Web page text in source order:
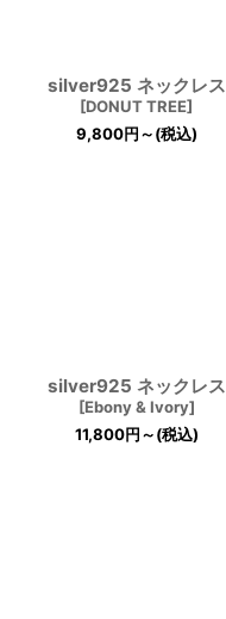
silver925 ネックレス
[DONUT TREE]
9,800円～(税込)
silver925 ネックレス
[Ebony & Ivory]
11,800円～(税込)